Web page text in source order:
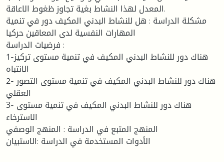
المعدل لهذا النشاط بغية تجاوز ظغوط الاعاقة.
مشكلة الدراسة : هل للنشاط البدني المكيف دور في تنمية
المهارات النفسية لدى المعاقين حركيا
فرضيات الدراسة :
1-هناك دور للنشاط البدني المكيف في تنمية مستوى تركيز
الانتباه
2- هناك دور للنشاط البدني المكيف في تنمية مستوى التصور
العقلي
3- هناك دور للنشاط البدني المكيف في تنمية مستوى
الاسترخاء
المنهج المتبع في الدراسة : المنهج الوصفي
الأدوات المستخدمة في الدراسة :الاستبيان